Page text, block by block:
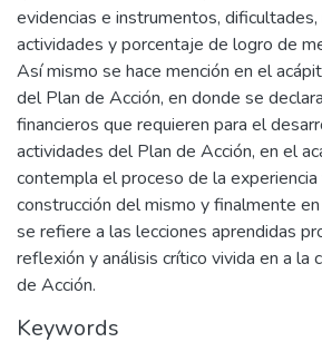
evidencias e instrumentos,
actividades y porcentaje de logro de
Así mismo se hace mención en el
del Plan de Acción, en donde se
financieros que requieren para el
actividades del Plan de Acción, en el
contempla el proceso de la experiencia
construcción del mismo y finalmente
se refiere a las lecciones aprendidas
reflexión y análisis crítico vivida en a la
de Acción.
Keywords